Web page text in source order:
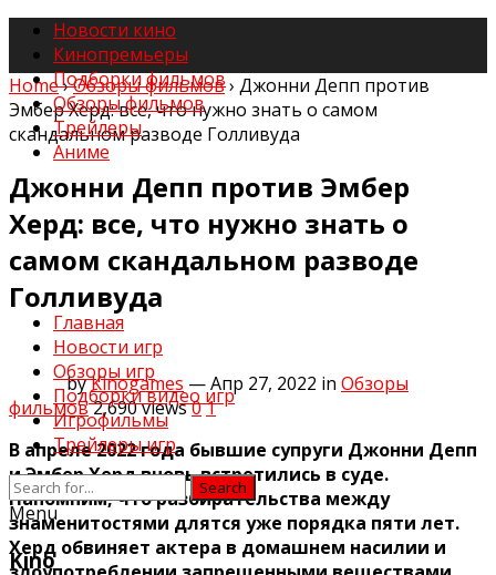
Новости кино
Кинопремьеры
Подборки фильмов
Обзоры фильмов
Трейлеры
Аниме
Главная
Новости игр
Обзоры игр
Подборки видео игр
Игрофильмы
Трейлеры игр
Search
Menu
Kino
Home›Обзоры фильмов› Джонни Депп против
Эмбер Херд: все, что нужно знать о самом
скандальном разводе Голливуда
Джонни Депп против Эмбер
Херд: все, что нужно знать о
самом скандальном разводе
Голливуда
byKinogames — Апр 27, 2022 in Обзоры
фильмов 2,690views01
В апреле 2022 года бывшие супруги Джонни Депп
и Эмбер Херд вновь встретились в суде.
Напомним, что разбирательства между
знаменитостями длятся уже порядка пяти лет.
Херд обвиняет актера в домашнем насилии и